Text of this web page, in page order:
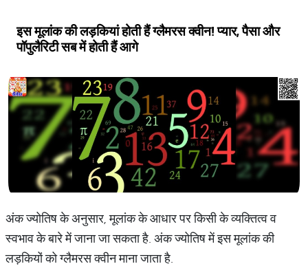
इस मूलांक की लड़कियां होती हैं ग्लैमरस क्वीन! प्यार, पैसा और
पॉपुलैरिटी सब में होती हैं आगे
अंक ज्योतिष के अनुसार, मूलांक के आधार पर किसी के व्यक्तित्व व
स्वभाव के बारे में जाना जा सकता है. अंक ज्योतिष में इस मूलांक की
लड़कियों को ग्लैमरस क्वीन माना जाता है.